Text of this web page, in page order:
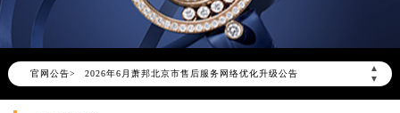
官网公告>
▲
▼
2026年6月萧邦北京市售后服务网络优化升级公告
2026年6月北京市萧邦官方售后客户服务热线：400-885-0231